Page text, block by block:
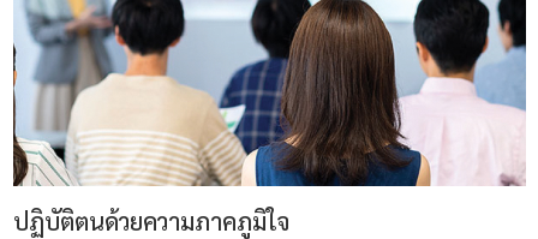
ปฏิบัติตนด้วยความภาคภูมิใจ